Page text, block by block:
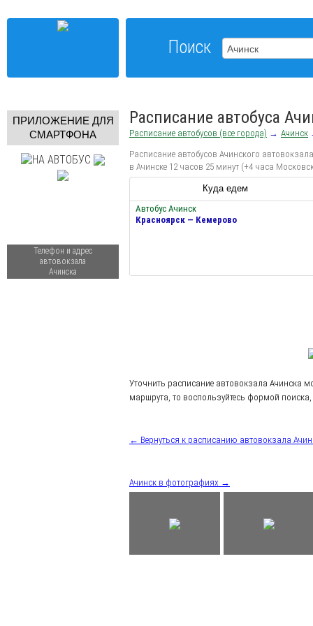
Поиск
ПРИЛОЖЕНИЕ ДЛЯ
СМАРТФОНА
Телефон и адрес
автовокзала
Ачинска
Расписание автобуса
Расписание автобусов (все города) → Ачинск
Расписание автобусов Ачинского
в Ачинске 12 часов 25 минут (+4 часа
Куда едем
Автобус Ачинск
Красноярск — Кемерово
Уточнить расписание автовокзала Ачинска
маршрута, то воспользуйтесь формой
← Вернуться к расписанию автовокзала
Ачинск в фотографиях →